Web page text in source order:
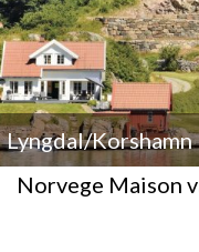
Lyngdal/Korshamn
Norvege Maison